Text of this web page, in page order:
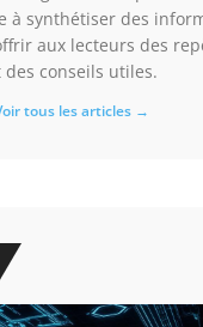
à synthétiser des
aux lecteurs des
des conseils utiles.
tous les articles →